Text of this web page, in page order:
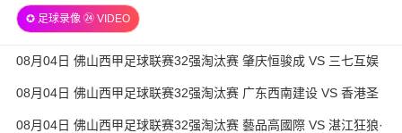
✪ 足球录像 ㉔ VIDEO
08月04日 佛山西甲足球联赛32强淘汰赛 肇庆恒骏成 VS 三七互娱
全场录像
08月04日 佛山西甲足球联赛32强淘汰赛 广东西南建设 VS 香港圣
徒 全场录像
08月04日 佛山西甲足球联赛32强淘汰赛 藝品高國際 VS 湛江狂狼·